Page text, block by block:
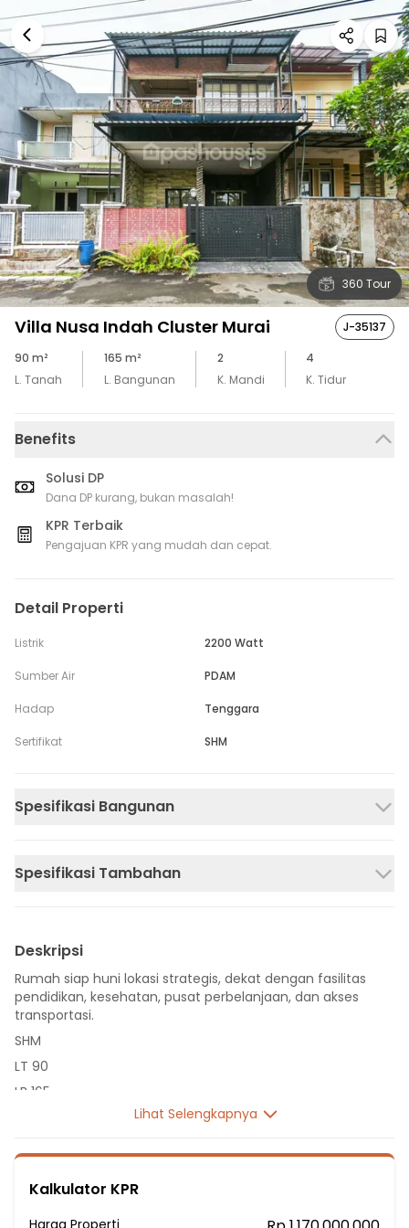
360 Tour
Villa Nusa Indah Cluster Murai
J-35137
90 m²
L. Tanah
165 m²
L. Bangunan
2
K. Mandi
4
K. Tidur
Benefits
Solusi DP
Dana DP kurang, bukan masalah!
KPR Terbaik
Pengajuan KPR yang mudah dan cepat.
Detail Properti
Listrik 2200 Watt
Sumber Air PDAM
Hadap Tenggara
Sertifikat SHM
Spesifikasi Bangunan
Spesifikasi Tambahan
Deskripsi
Rumah siap huni lokasi strategis, dekat dengan fasilitas
pendidikan, kesehatan, pusat perbelanjaan, dan akses
transportasi.
SHM
LT 90
LB 165
Listrik 2200 VA
Sumber Air PDAM
Lihat Selengkapnya
Kalkulator KPR
Harga Properti